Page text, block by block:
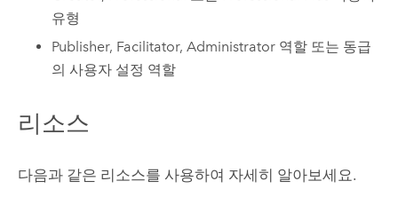
유형
Publisher, Facilitator, Administrator 역할 또는 동급
의 사용자 설정 역할
리소스
다음과 같은 리소스를 사용하여 자세히 알아보세요.